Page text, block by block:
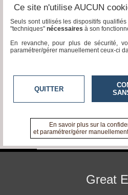
Renforcement des Capacités
Gerant - M. Habib Ur
Toutes les vidéos
Aucun commentaire pour
Great
Ce site n'utilise AUCUN
Seuls sont utilisés les dispositifs
"techniques" nécessaires à son
En revanche, pour plus de sécurité,
paramétrer/gérer manuellement ceux-ci
QUITTER
En savoir plus sur la
et paramétrer/gérer